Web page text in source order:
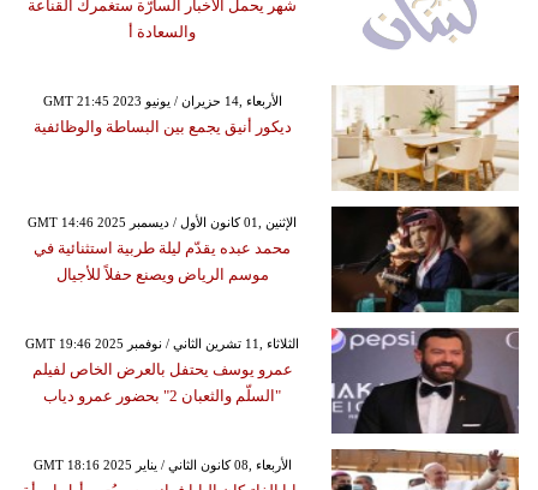
شهر يحمل الأخبار السارّة ستغمرك القناعة
والسعادة أ
GMT 21:45 2023 الأربعاء ,14 حزيران / يونيو
ديكور أنيق يجمع بين البساطة والوظائفية
GMT 14:46 2025 الإثنين ,01 كانون الأول / ديسمبر
محمد عبده يقدّم ليلة طربية استثنائية في
موسم الرياض ويصنع حفلاً للأجيال
GMT 19:46 2025 الثلاثاء ,11 تشرين الثاني / نوفمبر
عمرو يوسف يحتفل بالعرض الخاص لفيلم
"السلّم والثعبان 2" بحضور عمرو دياب
GMT 18:16 2025 الأربعاء ,08 كانون الثاني / يناير